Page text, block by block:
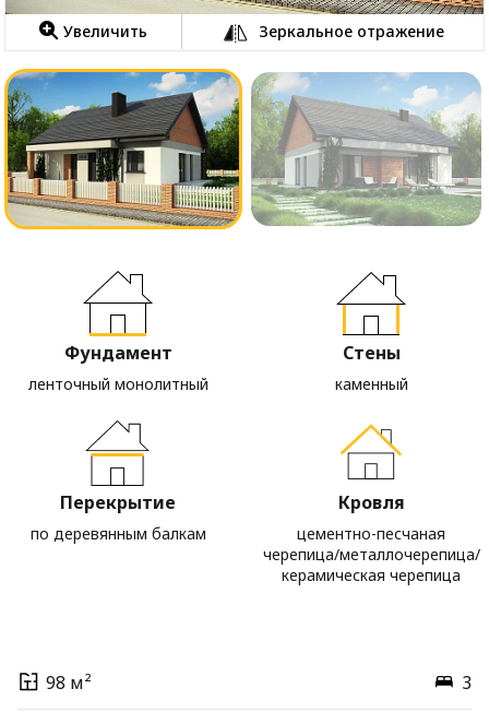
Увеличить Зеркальное отражение
Фундамент
ленточный монолитный
Стены
каменный
Перекрытие
по деревянным балкам
Кровля
цементно-песчаная
черепица/металлочерепица/
керамическая черепица
98 м² 3